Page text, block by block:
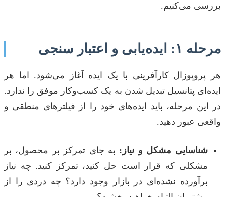
بررسی می‌کنیم.
مرحله ۱: ایده‌یابی و اعتبار سنجی
هر پروپوزال کارآفرینی با یک ایده آغاز می‌شود. اما هر
ایده‌ای پتانسیل تبدیل شدن به یک کسب‌وکار موفق را ندارد.
در این مرحله، باید ایده‌های خود را از فیلترهای منطقی و
واقعی عبور دهید.
شناسایی مشکل و نیاز: به جای تمرکز بر محصول، بر
مشکلی که قرار است حل کنید، تمرکز کنید. چه نیاز
برآورده نشده‌ای در بازار وجود دارد؟ چه دردی را از